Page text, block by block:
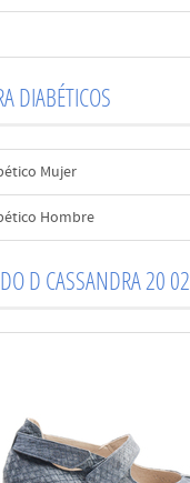
DIABÉTICOS
Mujer
Hombre
D CASSANDRA 20 02